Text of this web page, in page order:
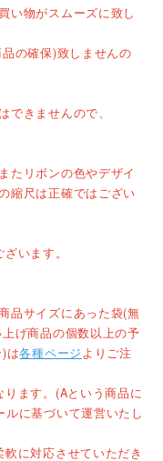
い物がスムーズに致し
の確保)致しませんの
できませんので、
たリボンの色やデザイ
縮尺は正確ではござい
います。
品サイズにあった袋(無
げ商品の個数以上の予
)は各種ページよりご注
ます。(Aという商品に
に基づいて運営いたし
に対応させていただき